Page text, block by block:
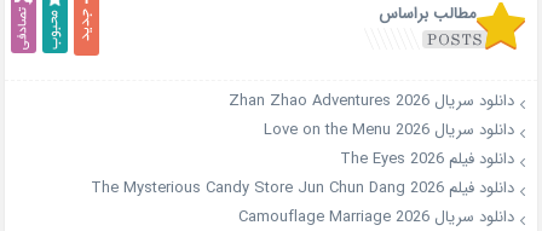
مطالب براساس
دانلود سریال Zhan Zhao Adventures 2026
دانلود سریال Love on the Menu 2026
دانلود فیلم The Eyes 2026
دانلود فیلم The Mysterious Candy Store Jun Chun Dang 2026
دانلود سریال Camouflage Marriage 2026